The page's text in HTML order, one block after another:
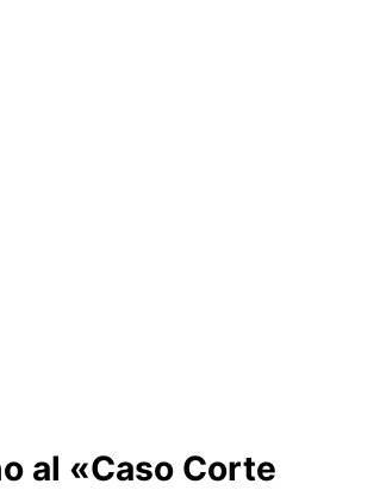
al «Caso Corte